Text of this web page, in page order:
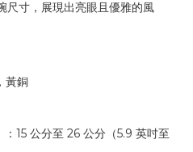
尺寸，展現出亮眼且優雅的風
黃銅
15 公分至 26 公分（5.9 英吋至